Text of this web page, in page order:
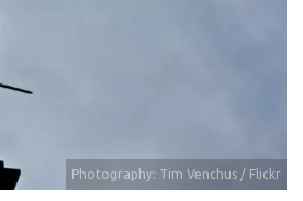
ΔΕΙΚΤΕΣ
Photography: Tim Venchus / Flickr